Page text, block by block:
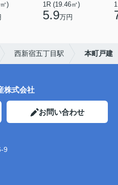
)
1R (19.46㎡)
5.9万円
西新宿五丁目駅 本町戸建
株式会社
お問い合わせ
9